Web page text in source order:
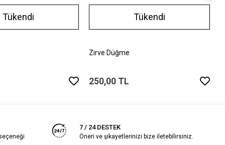
Tükendi Tükendi
Zirve Düğme
250,00 TL
7 / 24 DESTEK
Öneri ve şikayetlerinizi bize iletebilirsiniz.